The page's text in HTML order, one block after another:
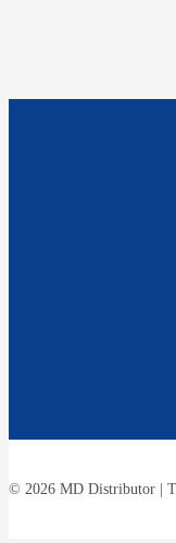
© 2026 MD Distributor |